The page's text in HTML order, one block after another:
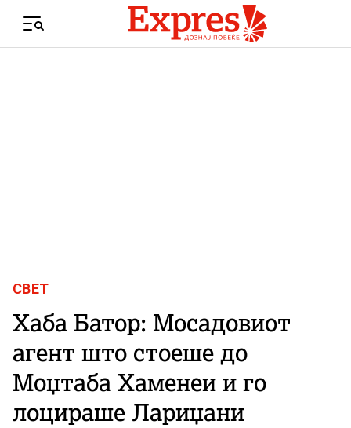
Menu
СВЕТ
Хаба Батор: Мосадовиот
агент што стоеше до
Моџтаба Хаменеи и го
лоцираше Лариџани